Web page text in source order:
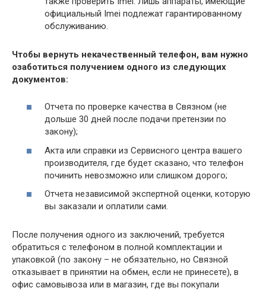
официальный Imei подлежат гарантированному
обслуживанию.
Чтобы вернуть некачественный телефон, вам нужно
озаботиться получением одного из следующих
документов:
Отчета по проверке качества в Связном (не
дольше 30 дней после подачи претензии по
закону);
Акта или справки из Сервисного центра вашего
производителя, где будет сказано, что телефон
починить невозможно или слишком дорого;
Отчета независимой экспертной оценки, которую
вы заказали и оплатили сами.
После получения одного из заключений, требуется
обратиться с телефоном в полной комплектации и
упаковкой (по закону – не обязательно, но Связной
отказывает в принятии на обмен, если не принесете), в
офис самовывоза или в магазин, где вы покупали